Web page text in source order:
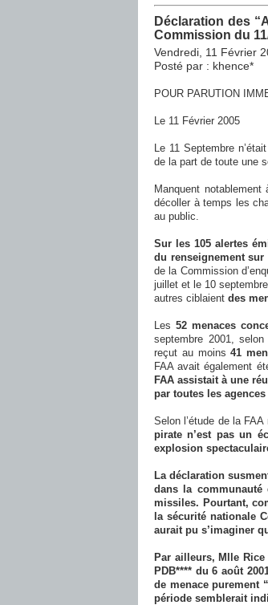
Déclaration des
Commission du
Vendredi, 11 Février
Posté par : khence*
POUR PARUTION
Le 11 Février 2005
Le 11 Septembre
de la part de toute une
Manquent
décoller à temps les
au public.
Sur les 105 alertes
du renseignement sur
de la Commission
juillet et le 10
autres ciblaient des
Les52 menaces
septembre 2001,
reçut au moins41
FAA avait également
FAA assistait à une
par toutes les
Selon l’étude de la
pirate n’est pas un
explosion
La déclaration
dans la
missiles. Pourtant,
la sécurité nationale
aurait pu s’imaginer
Par ailleurs, Mlle
PDB**** du 6 août
de menace purement
période semblerait